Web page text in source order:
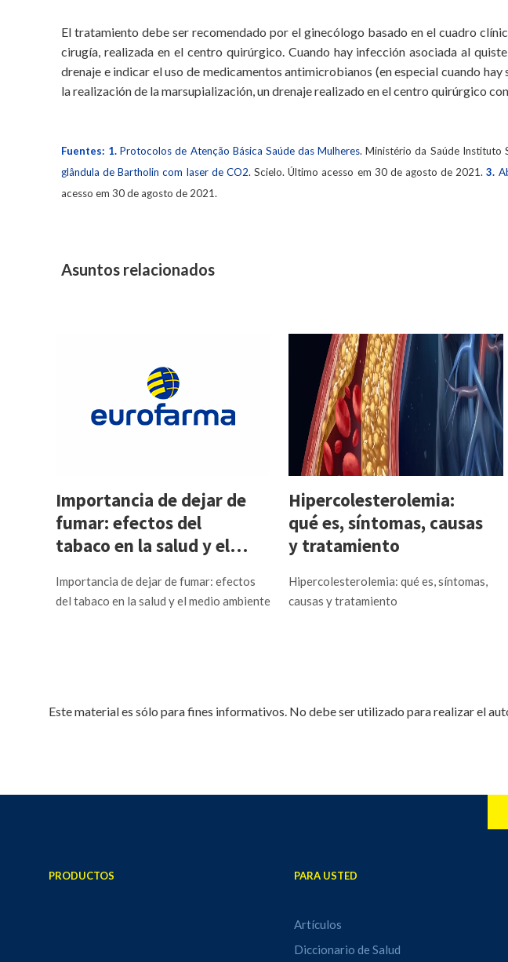
El tratamiento debe ser recomendado por el ginecólogo basado en el cuadro
cirugía, realizada en el centro quirúrgico. Cuando hay infección asociada al
drenaje e indicar el uso de medicamentos antimicrobianos (en especial cuando
la realización de la marsupialización, un drenaje realizado en el centro quirúrgico
Fuentes: 1. Protocolos de Atenção Básica Saúde das Mulheres. Ministério da Saúde Instituto
glândula de Bartholin com laser de CO2. Scielo. Último acesso em 30 de agosto de 2021.3.
acesso em 30 de agosto de 2021.
Asuntos relacionados
Importancia de dejar de
fumar: efectos del
tabaco en la salud y el
Importancia de dejar de fumar: efectos
del tabaco en la salud y el medio ambiente
Hipercolesterolemia:
qué es, síntomas, causas
y tratamiento
Hipercolesterolemia: qué es, síntomas,
causas y tratamiento
Este material es sólo para fines informativos. No debe ser utilizado para realizar el
PRODUCTOS PARA USTED
Artículos
Diccionario de Salud